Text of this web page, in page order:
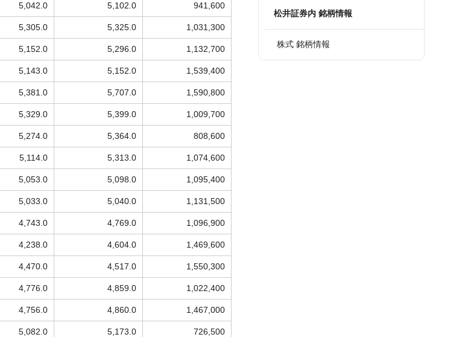
5,042.0 5,102.0 941,600
5,305.0 5,325.0 1,031,300
5,152.0 5,296.0 1,132,700
5,143.0 5,152.0 1,539,400
5,381.0 5,707.0 1,590,800
5,329.0 5,399.0 1,009,700
5,274.0 5,364.0 808,600
5,114.0 5,313.0 1,074,600
5,053.0 5,098.0 1,095,400
5,033.0 5,040.0 1,131,500
4,743.0 4,769.0 1,096,900
4,238.0 4,604.0 1,469,600
4,470.0 4,517.0 1,550,300
4,776.0 4,859.0 1,022,400
4,756.0 4,860.0 1,467,000
5,082.0 5,173.0 726,500
松井証券内 銘柄情報
株式 銘柄情報